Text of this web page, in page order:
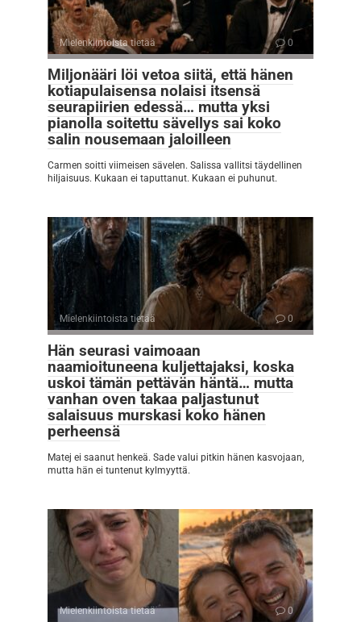
Mielenkiintoista tietää 0
Miljonääri löi vetoa siitä, että hänen
kotiapulaisensa nolaisi itsensä
seurapiirien edessä… mutta yksi
pianolla soitettu sävellys sai koko
salin nousemaan jaloilleen
Carmen soitti viimeisen sävelen. Salissa vallitsi täydellinen
hiljaisuus. Kukaan ei taputtanut. Kukaan ei puhunut.
Mielenkiintoista tietää 0
Hän seurasi vaimoaan
naamioituneena kuljettajaksi, koska
uskoi tämän pettävän häntä… mutta
vanhan oven takaa paljastunut
salaisuus murskasi koko hänen
perheensä
Matej ei saanut henkeä. Sade valui pitkin hänen kasvojaan,
mutta hän ei tuntenut kylmyyttä.
Mielenkiintoista tietää 0